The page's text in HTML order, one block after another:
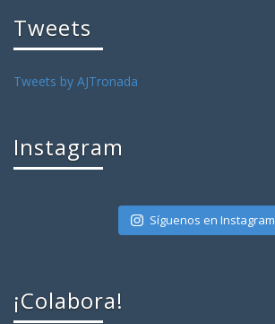
Tweets
Tweets by AJTronada
Instagram
Síguenos en Instagram
¡Colabora!